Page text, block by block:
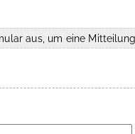
aus, um eine